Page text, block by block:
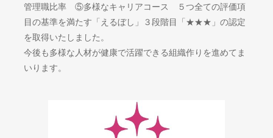
管理職比率 ⑤多様なキャリアコース ５つ全ての評価項
目の基準を満たす「えるぼし」３段階目「★★★」の認定
を取得いたしました。
今後も多様な人材が健康で活躍できる組織作りを進めてま
いります。